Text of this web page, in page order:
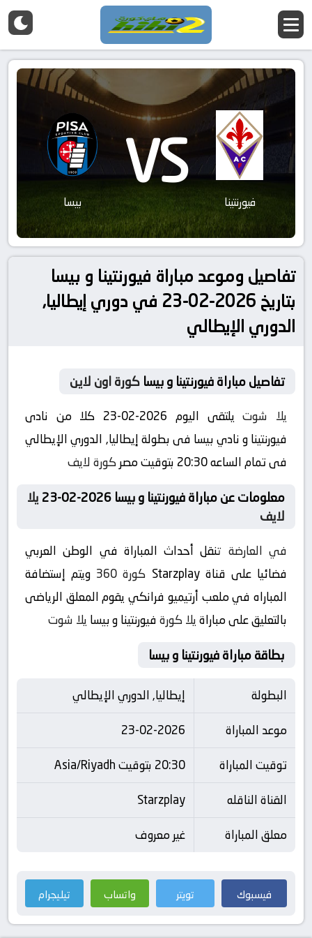
فيورنتينا VS بيسا
تفاصيل وموعد مباراة فيورنتينا و بيسا
بتاريخ 2026-02-23 في دوري إيطاليا,
الدوري الإيطالي
تفاصيل مباراة فيورنتينا و بيسا كورة اون لاين
يلا شوت
يلتقى اليوم 2026-02-23 كلا من نادى
فيورنتينا و نادي بيسا فى بطولة إيطاليا, الدوري الإيطالي
فى تمام الساعه 20:30 بتوقيت مصر
كورة لايف
معلومات عن مباراة فيورنتينا و بيسا 2026-02-23
يلا
لايف
في العارضة تنقل أحداث المباراة في الوطن العربي
فضائيا على قناة Starzplay
كورة 360
ويتم إستضافة
المباراه في ملعب أرتيميو فرانكي يقوم المعلق الرياضى
بالتعليق على مباراةيلا كورةفيورنتينا و بيسا يلا شوت
بطاقة مباراة فيورنتينا و بيسا
البطولة
إيطاليا, الدوري الإيطالي
موعد المباراة
23-02-2026
توقيت المباراة
20:30 بتوقيت Asia/Riyadh
القناة الناقله
Starzplay
معلق المباراة
غير معروف
فيسبوك تويتر واتساب تيليجرام